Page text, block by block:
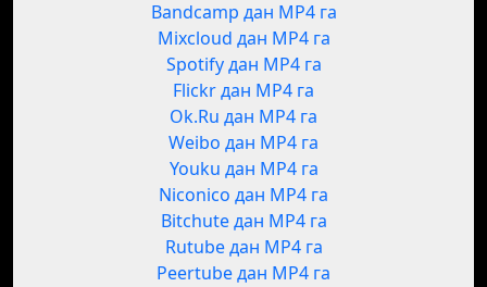
Bandcamp дан MP4 га
Mixcloud дан MP4 га
Spotify дан MP4 га
Flickr дан MP4 га
Ok.Ru дан MP4 га
Weibo дан MP4 га
Youku дан MP4 га
Niconico дан MP4 га
Bitchute дан MP4 га
Rutube дан MP4 га
Peertube дан MP4 га